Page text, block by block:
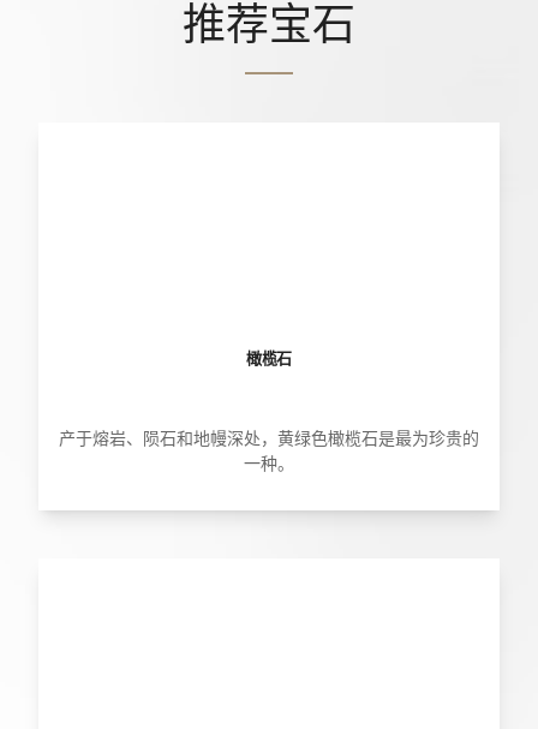
推荐宝石
橄榄石
产于熔岩、陨石和地幔深处，黄绿色橄榄石是最为珍贵的
一种。